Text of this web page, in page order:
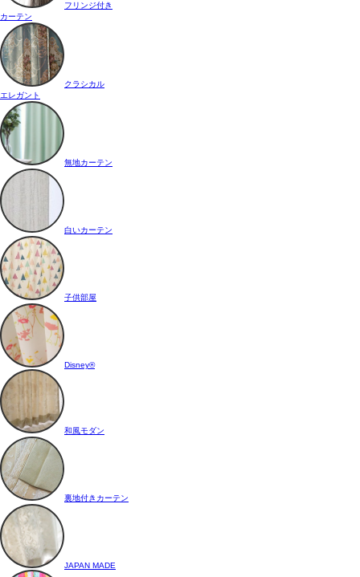
フリンジ付き
カーテン
クラシカル
エレガント
無地カーテン
白いカーテン
子供部屋
Disney®
和風モダン
裏地付きカーテン
JAPAN MADE